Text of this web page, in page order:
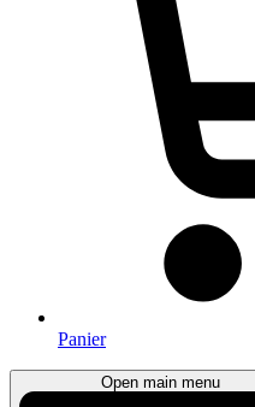
Panier
Open main menu